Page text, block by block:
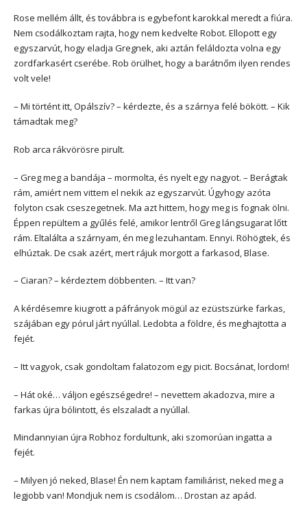
Rose mellém állt, és továbbra is egybefont karokkal meredt a fiúra.
Nem csodálkoztam rajta, hogy nem kedvelte Robot. Ellopott egy
egyszarvút, hogy eladja Gregnek, aki aztán feláldozta volna egy
zordfarkasért cserébe. Rob örülhet, hogy a barátnőm ilyen rendes
volt vele!
– Mi történt itt, Opálszív? – kérdezte, és a szárnya felé bökött. – Kik
támadtak meg?
Rob arca rákvörösre pirult.
– Greg meg a bandája – mormolta, és nyelt egy nagyot. – Berágtak
rám, amiért nem vittem el nekik az egyszarvút. Úgyhogy azóta
folyton csak cseszegetnek. Ma azt hittem, hogy meg is fognak ölni.
Éppen repültem a gyűlés felé, amikor lentről Greg lángsugarat lőtt
rám. Eltalálta a szárnyam, én meg lezuhantam. Ennyi. Röhögtek, és
elhúztak. De csak azért, mert rájuk morgott a farkasod, Blase.
– Ciaran? – kérdeztem döbbenten. – Itt van?
A kérdésemre kiugrott a páfrányok mögül az ezüstszürke farkas,
szájában egy pórul járt nyúllal. Ledobta a földre, és meghajtotta a
fejét.
– Itt vagyok, csak gondoltam falatozom egy picit. Bocsánat, lordom!
– Hát oké… váljon egészségedre! – nevettem akadozva, mire a
farkas újra bólintott, és elszaladt a nyúllal.
Mindannyian újra Robhoz fordultunk, aki szomorúan ingatta a
fejét.
– Milyen jó neked, Blase! Én nem kaptam familiárist, neked meg a
legjobb van! Mondjuk nem is csodálom… Drostan az apád.